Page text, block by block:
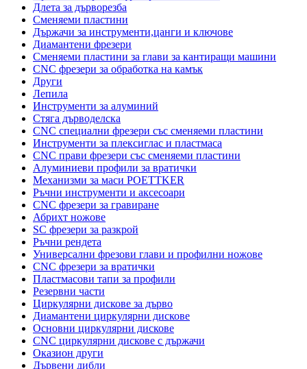
Длета за дърворезба
Сменяеми пластини
Държачи за инструменти,цанги и ключове
Диамантени фрезери
Сменяеми пластини за глави за кантиращи машини
CNC фрезери за обработка на камък
Други
Лепила
Инструменти за алуминий
Стяга дърводелска
CNC специални фрезери със сменяеми пластини
Инструменти за плексиглас и пластмаса
CNC прави фрезери със сменяеми пластини
Алуминиеви профили за вратички
Механизми за маси POETTKER
Ръчни инструменти и аксесоари
CNC фрезери за гравиране
Абрихт ножове
SC фрезери за разкрой
Ръчни рендета
Универсални фрезови глави и профилни ножове
CNC фрезери за вратички
Пластмасови тапи за профили
Резервни части
Циркулярни дискове за дърво
Диамантени циркулярни дискове
Основни циркулярни дискове
CNC циркулярни дискове с държачи
Оказион други
Дървени дибли